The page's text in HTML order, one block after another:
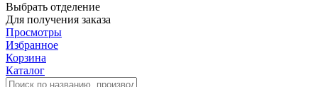
Выбрать отделение
Для получения заказа
Просмотры
Избранное
Корзина
Каталог